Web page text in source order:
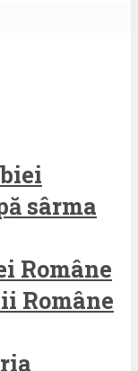
sârma
Române
Române